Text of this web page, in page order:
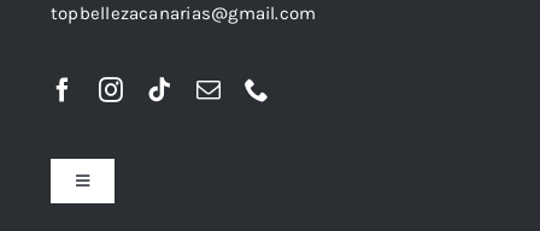
topbellezacanarias@gmail.com
Toggle
Navigation